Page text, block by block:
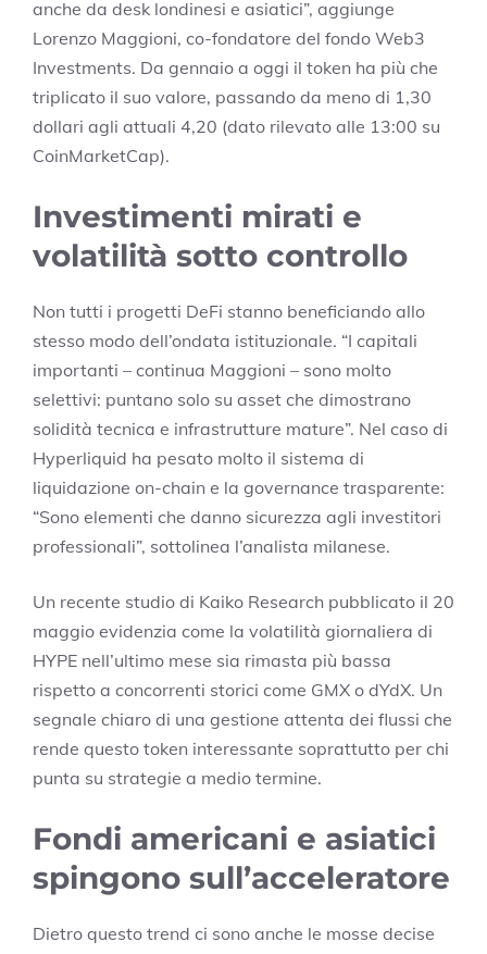
anche da desk londinesi e asiatici”, aggiunge
Lorenzo Maggioni, co-fondatore del fondo Web3
Investments. Da gennaio a oggi il token ha più che
triplicato il suo valore, passando da meno di 1,30
dollari agli attuali 4,20 (dato rilevato alle 13:00 su
CoinMarketCap).
Investimenti mirati e
volatilità sotto controllo
Non tutti i progetti DeFi stanno beneficiando allo
stesso modo dell’ondata istituzionale. “I capitali
importanti – continua Maggioni – sono molto
selettivi: puntano solo su asset che dimostrano
solidità tecnica e infrastrutture mature”. Nel caso di
Hyperliquid ha pesato molto il sistema di
liquidazione on-chain e la governance trasparente:
“Sono elementi che danno sicurezza agli investitori
professionali”, sottolinea l’analista milanese.
Un recente studio di Kaiko Research pubblicato il 20
maggio evidenzia come la volatilità giornaliera di
HYPE nell’ultimo mese sia rimasta più bassa
rispetto a concorrenti storici come GMX o dYdX. Un
segnale chiaro di una gestione attenta dei flussi che
rende questo token interessante soprattutto per chi
punta su strategie a medio termine.
Fondi americani e asiatici
spingono sull’acceleratore
Dietro questo trend ci sono anche le mosse decise